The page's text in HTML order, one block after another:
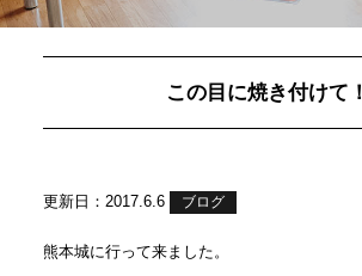
この目に焼き付けて！
更新日：2017.6.6 ブログ
熊本城に行って来ました。